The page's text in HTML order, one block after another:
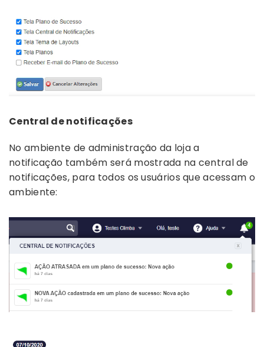
Central de notificações
No ambiente de administração da loja a
notificação também será mostrada na central de
notificações, para todos os usuários que acessam o
ambiente: